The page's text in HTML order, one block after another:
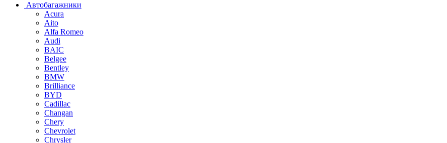
Автобагажники
Acura
Aito
Alfa Romeo
Audi
BAIC
Belgee
Bentley
BMW
Brilliance
BYD
Cadillac
Changan
Chery
Chevrolet
Chrysler